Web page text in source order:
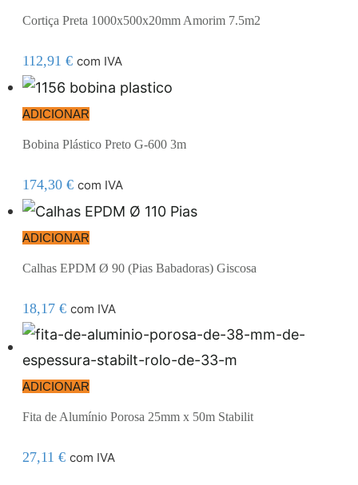
Cortiça Preta 1000x500x20mm Amorim 7.5m2
112,91 € com IVA
ADICIONAR
Bobina Plástico Preto G-600 3m
174,30 € com IVA
ADICIONAR
Calhas EPDM Ø 90 (Pias Babadoras) Giscosa
18,17 € com IVA
ADICIONAR
Fita de Alumínio Porosa 25mm x 50m Stabilit
27,11 € com IVA